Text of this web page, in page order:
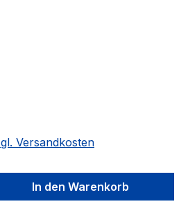
Versandkosten
Gib den
In den Warenkorb